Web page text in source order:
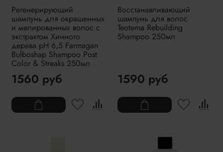
Регенерирующий
шампунь для окрашенных
и мелированных волос c
экстрактом Хинного
дерева pH 6,5 Farmagan
Bulboshap Shampoo Post
Color & Streaks 250мл
1560 руб
Восстанавливающий
шампунь для волос
Teotema Rebuilding
Shampoo 250мл
1590 руб